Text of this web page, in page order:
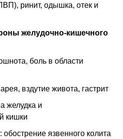
ринит, одышка, отек и
желудочно-кишечного
боль в области
вздутие живота, гастрит
желудка и
кишки
обострение язвенного колита